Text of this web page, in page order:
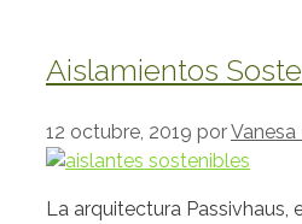
Aislamientos
12 octubre, 2019 porVanesa
La arquitectura Passivhaus,